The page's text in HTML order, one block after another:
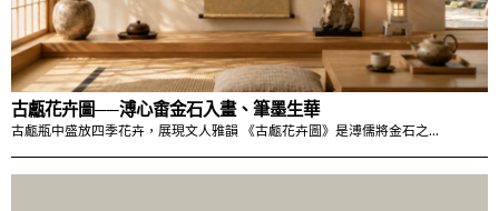
古甗花卉圖──溥心畬金石入畫、筆墨生華
古甗瓶中盛放四季花卉，展現文人雅韻 《古甗花卉圖》是溥儒將金石之…